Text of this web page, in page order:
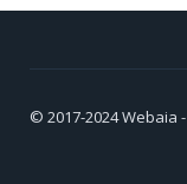
© 2017-2024Webaia